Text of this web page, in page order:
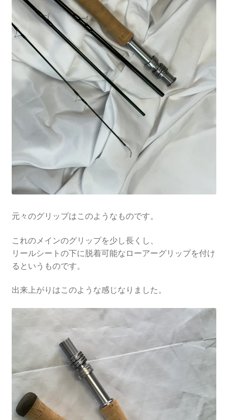
元々のグリップはこのようなものです。
これのメインのグリップを少し長くし、
リールシートの下に脱着可能なローアーグリップを付け
るというものです。
出来上がりはこのような感じなりました。